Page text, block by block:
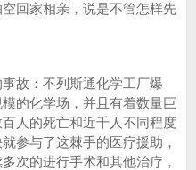
回家相亲，说是不管怎样先
故：不列斯通化学工厂爆
的化学场，并且有着数量巨
人的死亡和近千人不同程度
参与了这棘手的医疗援助，
次的进行手术和其他治疗，